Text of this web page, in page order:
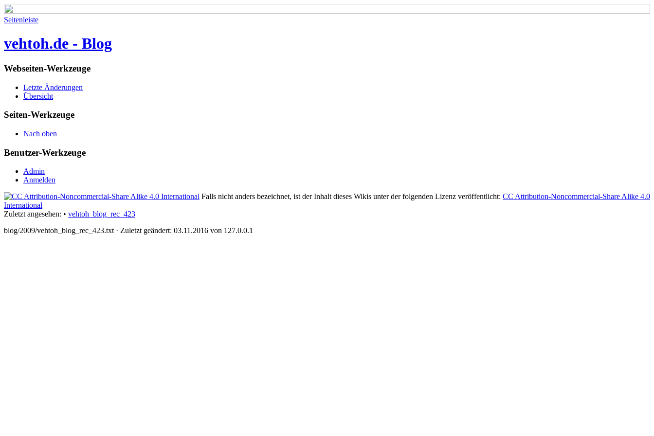
Seitenleiste
vehtoh.de - Blog
Webseiten-Werkzeuge
Letzte Änderungen
Übersicht
Seiten-Werkzeuge
Nach oben
Benutzer-Werkzeuge
Admin
Anmelden
Falls nicht anders bezeichnet, ist der Inhalt dieses Wikis unter der folgenden Lizenz veröffentlicht: CC Attribution-Noncommercial-Share Alike 4.0
International
Zuletzt angesehen: • vehtoh_blog_rec_423
blog/2009/vehtoh_blog_rec_423.txt· Zuletzt geändert: 03.11.2016 von 127.0.0.1